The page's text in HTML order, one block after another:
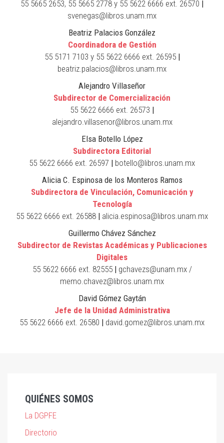
55 5665 2653, 55 5665 2778 y 55 5622 6666 ext. 26570 |
svenegas@libros.unam.mx
Beatriz Palacios González
Coordinadora de Gestión
55 5171 7103 y 55 5622 6666 ext. 26595 |
beatriz.palacios@libros.unam.mx
Alejandro Villaseñor
Subdirector de Comercialización
55 5622 6666 ext. 26573 |
alejandro.villasenor@libros.unam.mx
Elsa Botello López
Subdirectora Editorial
55 5622 6666 ext. 26597 | botello@libros.unam.mx
Alicia C. Espinosa de los Monteros Ramos
Subdirectora de Vinculación, Comunicación y
Tecnología
55 5622 6666 ext. 26588 | alicia.espinosa@libros.unam.mx
Guillermo Chávez Sánchez
Subdirector de Revistas Académicas y Publicaciones
Digitales
55 5622 6666 ext. 82555 | gchavezs@unam.mx /
memo.chavez@libros.unam.mx
David Gómez Gaytán
Jefe de la Unidad Administrativa
55 5622 6666 ext. 26580 | david.gomez@libros.unam.mx
QUIÉNES SOMOS
La DGPFE
Directorio